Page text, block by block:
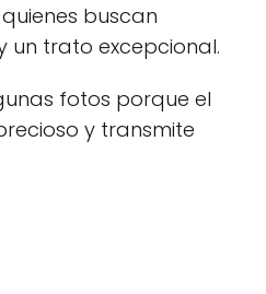
buscan
un trato excepcional.
fotos porque el
y transmite